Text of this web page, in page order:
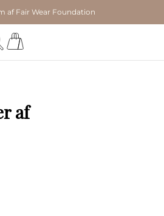
af Fair Wear Foundation
af